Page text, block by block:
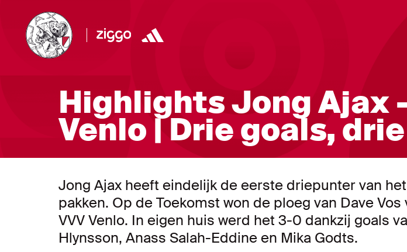
Highlights Jong Ajax
Venlo | Drie goals,
Jong Ajax heeft eindelijk de eerste driepunter van
pakken. Op de Toekomst won de ploeg van Dave
VVV Venlo. In eigen huis werd het 3-0 dankzij goals
Hlynsson, Anass Salah-Eddine en Mika Godts.